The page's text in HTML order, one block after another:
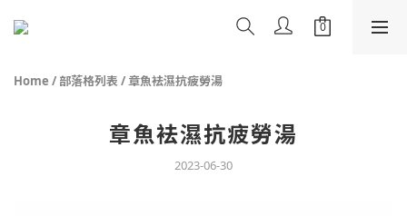
Home / 部落格列表 /章魚袪濕抗疲勞湯
章魚袪濕抗疲勞湯
2023-06-30